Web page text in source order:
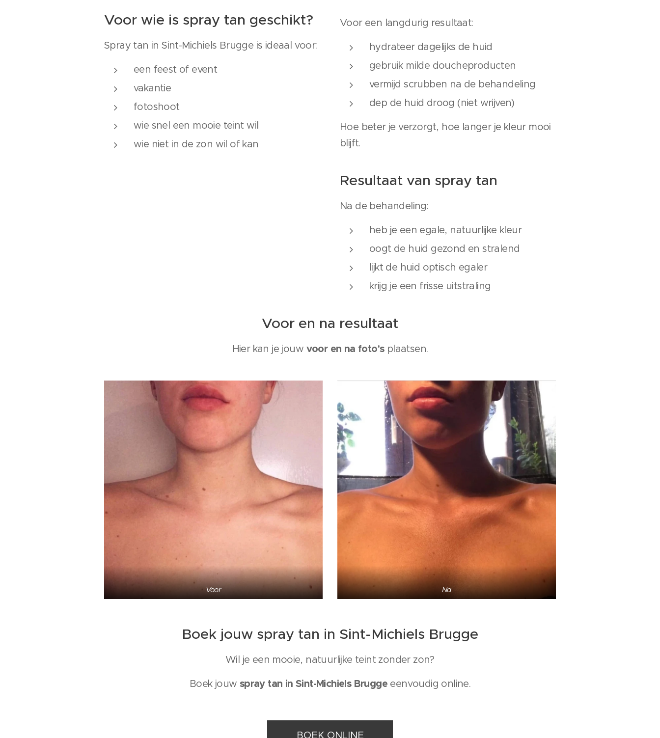
Voor wie is spray tan geschikt?
Spray tan in Sint-Michiels Brugge is ideaal voor:
een feest of event
vakantie
fotoshoot
wie snel een mooie teint wil
wie niet in de zon wil of kan
Voor een langdurig resultaat:
hydrateer dagelijks de huid
gebruik milde doucheproducten
vermijd scrubben na de behandeling
dep de huid droog (niet wrijven)
Hoe beter je verzorgt, hoe langer je kleur mooi
blijft.
Resultaat van spray tan
Na de behandeling:
heb je een egale, natuurlijke kleur
oogt de huid gezond en stralend
lijkt de huid optisch egaler
krijg je een frisse uitstraling
Voor en na resultaat
Hier kan je jouw voor en na foto'splaatsen.
Voor Na
Boek jouw spray tan in Sint-Michiels Brugge
Wil je een mooie, natuurlijke teint zonder zon?
Boek jouw spray tan in Sint-Michiels Brugge eenvoudig online.
BOEK ONLINE